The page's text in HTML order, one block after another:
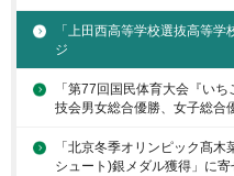
「上田西高等学校選抜高等
ジ
「第77回国民体育大会『い
技会男女総合優勝、女子総合
「北京冬季オリンピック髙
シュート)銀メダル獲得」に